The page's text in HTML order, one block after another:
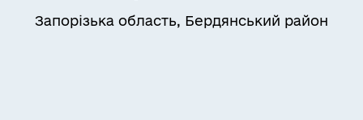
Запорізька область, Бердянський район